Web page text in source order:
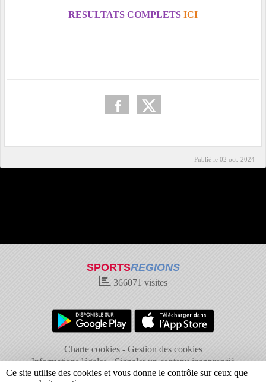
RESULTATS COMPLETS ICI
Publié le 02 oct. 2024
SPORTSREGIONS
366071 visites
Charte cookies
Gestion des cookies
Informations légales
Signaler un contenu inapproprié
Ce site utilise des cookies et vous donne le contrôle sur ceux que